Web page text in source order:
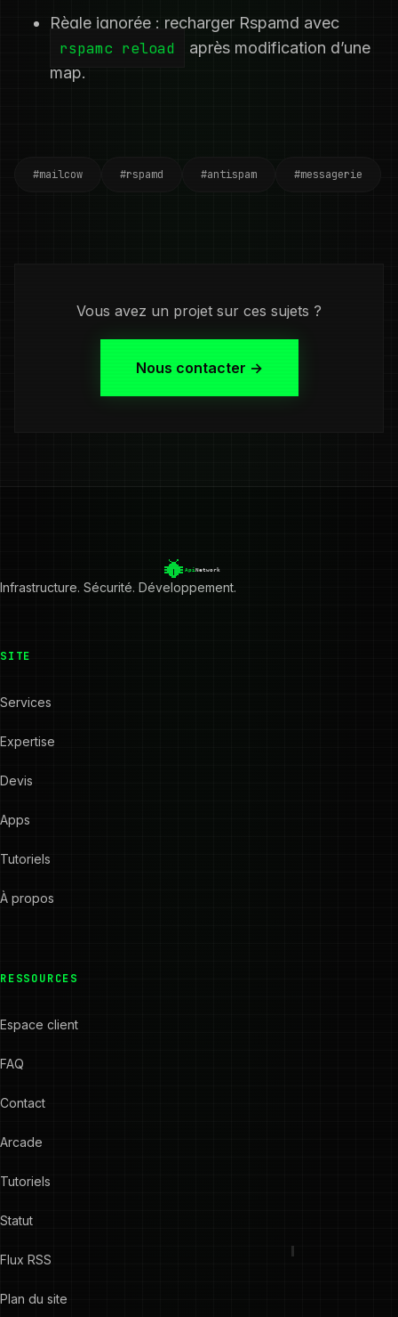
Règle ignorée : recharger Rspamd avec
rspamc reload
après modification d’une
map.
#mailcow #rspamd #antispam #messagerie
Vous avez un projet sur ces sujets ?
Nous contacter →
Infrastructure. Sécurité. Développement.
SITE
Services
Expertise
Devis
Apps
Tutoriels
À propos
RESSOURCES
Espace client
FAQ
Contact
Arcade
Tutoriels
Statut
Flux RSS
Plan du site